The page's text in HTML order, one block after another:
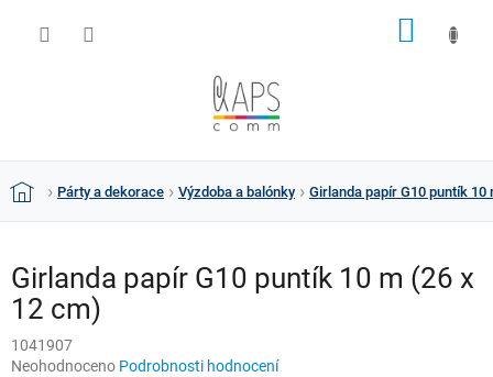
DomůPárty a dekorace Výzdoba a balónky Girlanda papír G10 puntík 10
Girlanda papír G10 puntík 10 m (26 x
12 cm)
1041907
Průměrné
Neohodnoceno Podrobnosti hodnocení